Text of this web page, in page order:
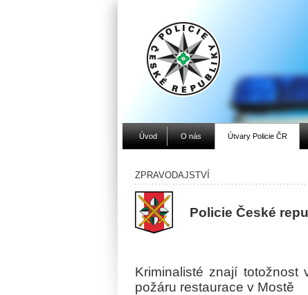
Úvod O nás Útvary Policie ČR
ZPRAVODAJSTVÍ
Policie České
Kriminalisté znají
požáru restaurace v Mostě